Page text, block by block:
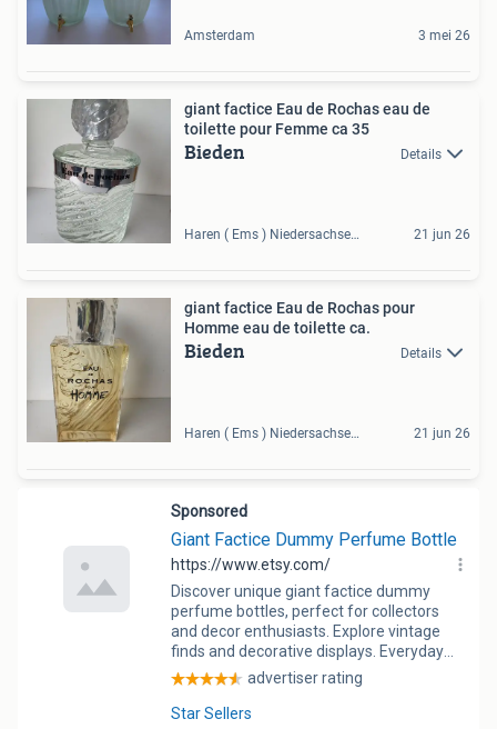
Amsterdam 3 mei 26
giant factice Eau de Rochas eau de
toilette pour Femme ca 35
Bieden Details
Haren ( Ems ) Niedersachsen, DE 21 jun 26
giant factice Eau de Rochas pour
Homme eau de toilette ca.
Bieden Details
Haren ( Ems ) Niedersachsen, DE 21 jun 26